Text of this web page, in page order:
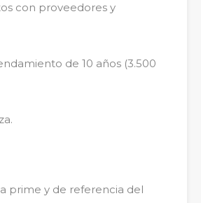
con proveedores y
de 10 años (3.500
prime y de referencia del